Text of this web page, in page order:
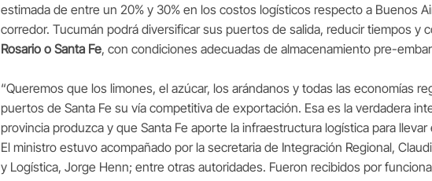
estimada de entre un 20% y 30% en los costos logísticos respecto a Buenos
corredor. Tucumán podrá diversificar sus puertos de salida, reducir tiempos y
Rosario o Santa Fe, con condiciones adecuadas de almacenamiento pre-
“Queremos que los limones, el azúcar, los arándanos y todas las economías
puertos de Santa Fe su vía competitiva de exportación. Esa es la verdadera
provincia produzca y que Santa Fe aporte la infraestructura logística para
El ministro estuvo acompañado por la secretaria de Integración Regional,
y Logística, Jorge Henn; entre otras autoridades. Fueron recibidos por